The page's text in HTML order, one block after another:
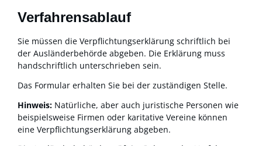
Verfahrensablauf
Sie müssen die Verpflichtungserklärung schriftlich bei
der Ausländerbehörde abgeben. Die Erklärung muss
handschriftlich unterschrieben sein.
Das Formular erhalten Sie bei der zuständigen Stelle.
Hinweis: Natürliche, aber auch juristische Personen wie
beispielsweise Firmen oder karitative Vereine können
eine Verpflichtungserklärung abgeben.